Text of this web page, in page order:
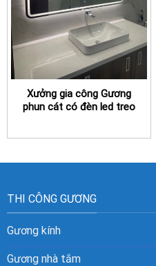
Xưởng gia công Gương
phun cát có đèn led treo
THI CÔNG GƯƠNG
Gương kính
Gương nhà tắm